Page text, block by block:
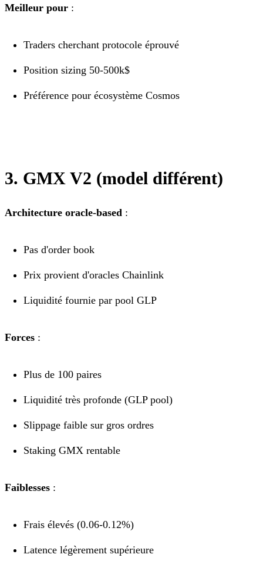
Meilleur pour :
Traders cherchant protocole éprouvé
Position sizing 50-500k$
Préférence pour écosystème Cosmos
3. GMX V2 (model différent)
Architecture oracle-based :
Pas d'order book
Prix provient d'oracles Chainlink
Liquidité fournie par pool GLP
Forces :
Plus de 100 paires
Liquidité très profonde (GLP pool)
Slippage faible sur gros ordres
Staking GMX rentable
Faiblesses :
Frais élevés (0.06-0.12%)
Latence légèrement supérieure